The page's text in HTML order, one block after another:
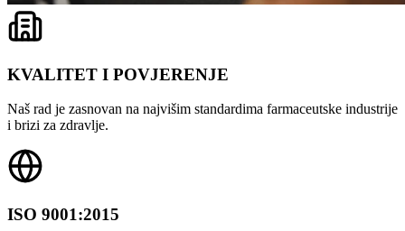
KVALITET I POVJERENJE
Naš rad je zasnovan na najvišim standardima farmaceutske industrije
i brizi za zdravlje.
ISO 9001:2015